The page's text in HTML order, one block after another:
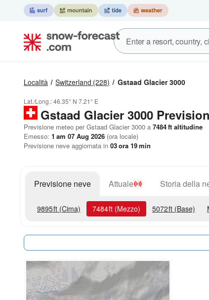
Località Switzerland (228) Gstaad Glacier 3000
Lat./Long.:46.35° N 7.21° E
Gstaad Glacier 3000
Previsione meteo per Gstaad Glacier 3000 a 7484ft altitudine
Emesso: 1 am 07 Aug 2026 (ora locale)
Previsione neve aggiornata in 03ora 19min
Previsione neve Attuale Storia della
9895ft (Cima) 7484ft (Mezzo) 5072ft (Base)